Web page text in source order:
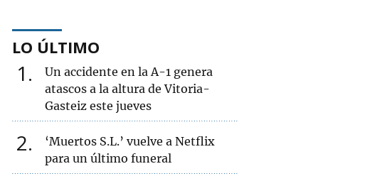
LO ÚLTIMO
1
Un accidente en la A-1 genera
atascos a la altura de Vitoria-
Gasteiz este jueves
2
‘Muertos S.L.’ vuelve a Netflix
para un último funeral